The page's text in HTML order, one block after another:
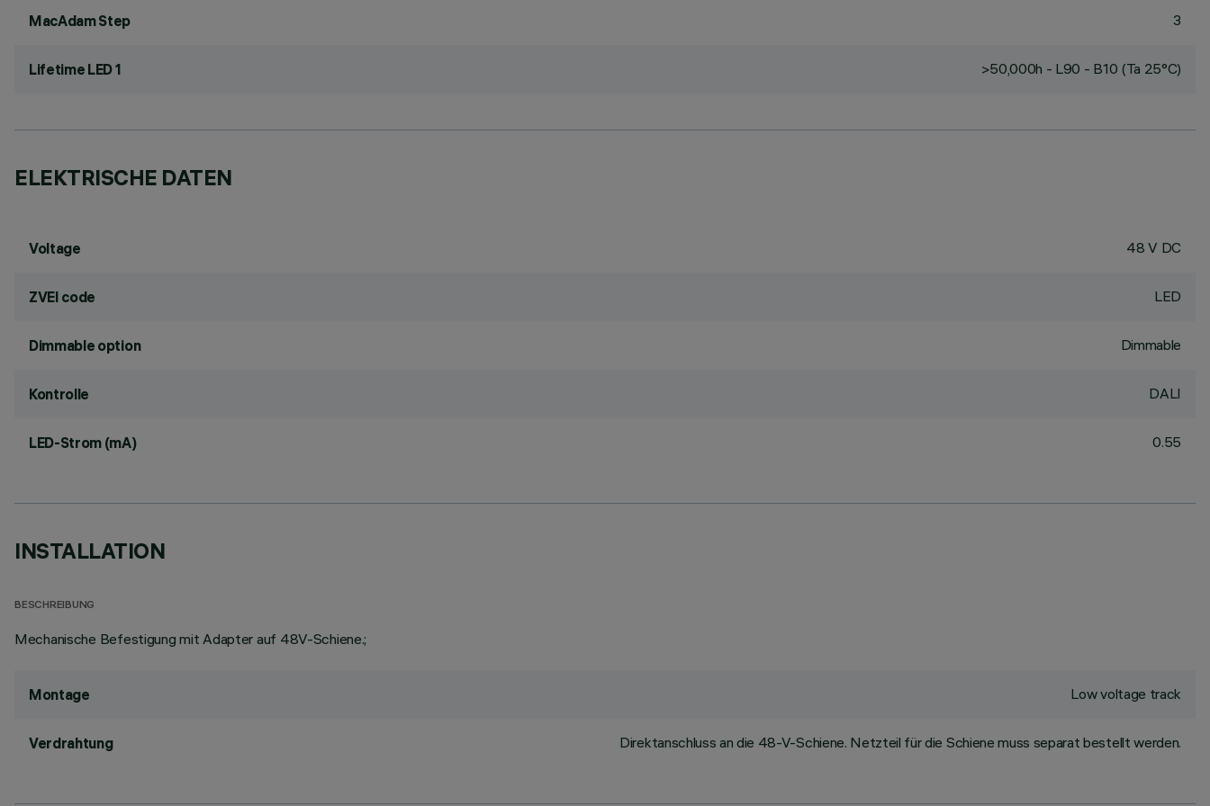
MacAdam Step 3
Lifetime LED 1 >50,000h - L90 - B10 (Ta 25°C)
ELEKTRISCHE DATEN
Voltage 48 V DC
ZVEI code LED
Dimmable option Dimmable
Kontrolle DALI
LED-Strom (mA) 0.55
INSTALLATION
BESCHREIBUNG
Mechanische Befestigung mit Adapter auf 48V-Schiene.;
Montage Low voltage track
Verdrahtung Direktanschluss an die 48-V-Schiene. Netzteil für die Schiene muss separat bestellt werden.